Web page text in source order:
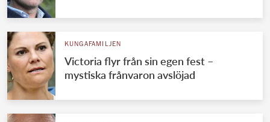
KUNGAFAMILJEN
Victoria flyr från sin egen fest –
mystiska frånvaron avslöjad